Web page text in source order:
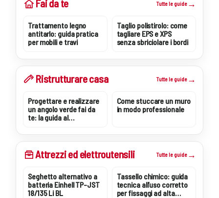
Fai da te Tutte le guide
Trattamento legno
antitarlo: guida pratica
per mobili e travi
Taglio polistirolo: come
tagliare EPS e XPS
senza sbriciolare i bordi
Ristrutturare casa Tutte le guide
Progettare e realizzare
un angolo verde fai da
te: la guida al
tra bricolage e colture
veloci
Come stuccare un muro
in modo professionale
Attrezzi ed elettroutensili Tutte le guide
Seghetto alternativo a
batteria Einhell TP-JST
18/135 Li BL
Tassello chimico: guida
tecnica all’uso corretto
per fissaggi ad alta